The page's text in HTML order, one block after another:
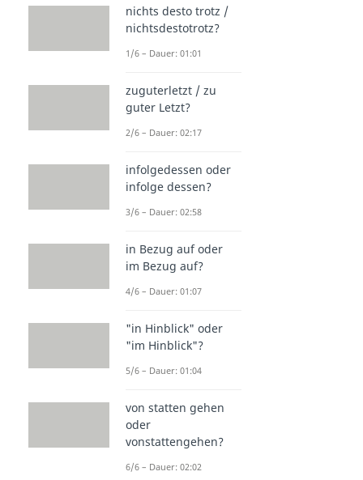
nichts desto trotz /
nichtsdestotrotz?
1/6 – Dauer: 01:01
zuguterletzt / zu
guter Letzt?
2/6 – Dauer: 02:17
infolgedessen oder
infolge dessen?
3/6 – Dauer: 02:58
in Bezug auf oder
im Bezug auf?
4/6 – Dauer: 01:07
"in Hinblick" oder
"im Hinblick"?
5/6 – Dauer: 01:04
von statten gehen
oder
vonstattengehen?
6/6 – Dauer: 02:02